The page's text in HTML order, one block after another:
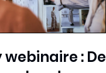
webinaire : De